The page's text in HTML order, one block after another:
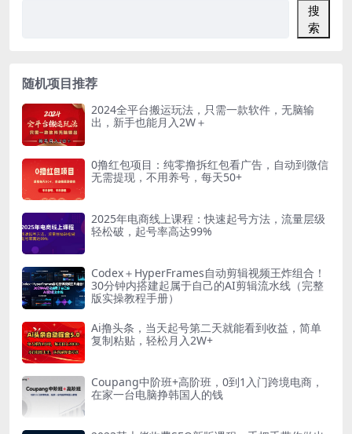
搜
索
随机项目推荐
2024全平台搬运玩法，只需一款软件，无脑输
出，新手也能月入2W＋
0撸红包项目：纯零撸拆红包看广告，自动到微信
无需提现，不用养号，每天50+
2025年电商线上课程：快速起号方法，流量层级
轻松破，起号率高达99%
Codex＋HyperFrames自动剪辑视频王炸组合！
30分钟内搭建起属于自己的AI剪辑流水线（完整
版实操教程手册）
Ai撸头条，当天起号第二天就能看到收益，简单
复制粘贴，轻松月入2W+
Coupang中阶班+高阶班，0到1入门跨境电商，
在家一台电脑挣韩国人的钱